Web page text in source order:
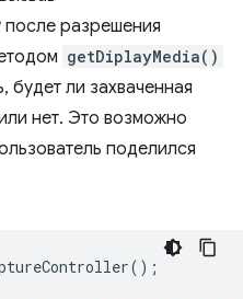
после разрешения
getDiplayMedia()
будет ли захваченная
нет. Это возможно
поделился
();